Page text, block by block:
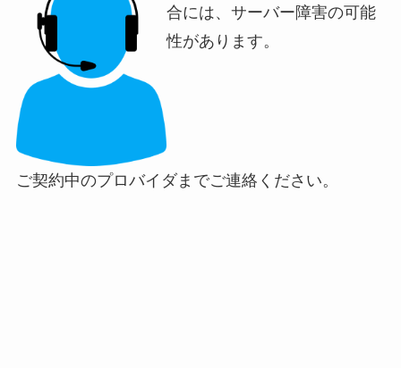
合には、サーバー障害の可能
性があります。
ご契約中のプロバイダまでご連絡ください。